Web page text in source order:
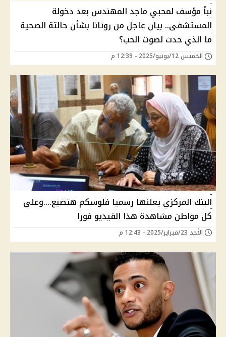
نبأ مؤسف لمحبي ماجد المهندس بعد دخولة
المستشفى.. بيان عاجل من روتانا بشأن حالتة الصحية
ما الذي حدث لصوت الحب؟
الخميس 12/يونيو/2025 - 12:39 م
البنك المركزي يعلنها رسميا فلوسكم هتضيع....وعلى
كل مواطن مشاهدة هذا الفيديو فورا
الأحد 23/فبراير/2025 - 12:43 م